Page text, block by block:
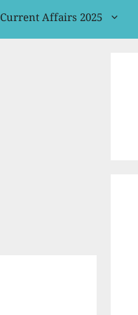
Current Affairs 2025